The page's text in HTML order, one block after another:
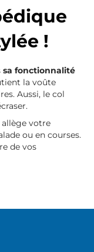
!
sa fonctionnalité
la voûte
Aussi, le col
allège votre
ou en courses.
de vos